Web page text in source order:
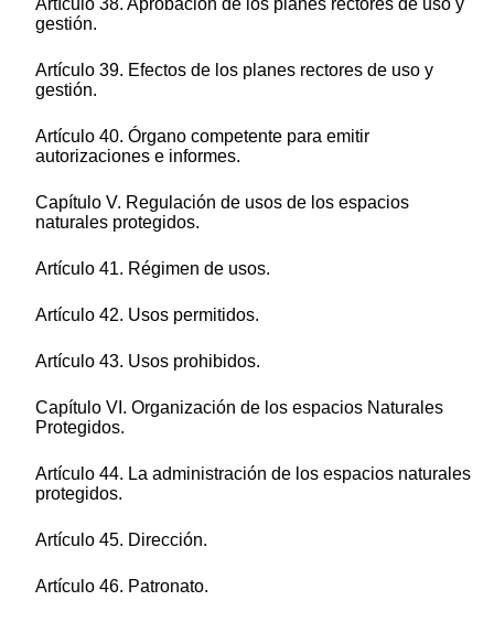
Artículo 38. Aprobación de los planes rectores de uso y
gestión.
Artículo 39. Efectos de los planes rectores de uso y
gestión.
Artículo 40. Órgano competente para emitir
autorizaciones e informes.
Capítulo V. Regulación de usos de los espacios
naturales protegidos.
Artículo 41. Régimen de usos.
Artículo 42. Usos permitidos.
Artículo 43. Usos prohibidos.
Capítulo VI. Organización de los espacios Naturales
Protegidos.
Artículo 44. La administración de los espacios naturales
protegidos.
Artículo 45. Dirección.
Artículo 46. Patronato.